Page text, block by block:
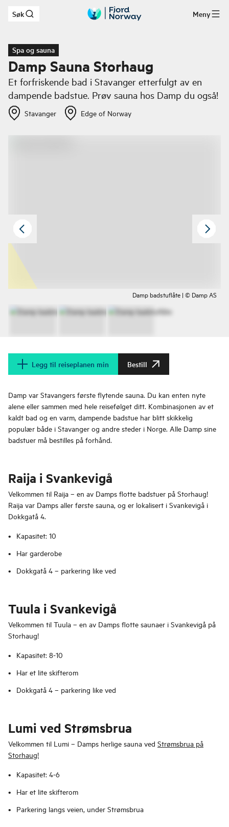
Hopp til hovedinnhold
Søk Meny
Spa og sauna
Damp Sauna Storhaug
Et forfriskende bad i Stavanger etterfulgt av en
dampende badstue. Prøv sauna hos Damp du også!
Stavanger Edge of Norway
Damp badstuflåte | © Damp AS
Legg til reiseplanen min Bestill
Damp var Stavangers første flytende sauna. Du kan enten nyte
alene eller sammen med hele reisefølget ditt. Kombinasjonen av et
kaldt bad og en varm, dampende badstue har blitt skikkelig
populær både i Stavanger og andre steder i Norge. Alle Damp sine
badstuer må bestilles på forhånd.
Raija i Svankevigå
Velkommen til Raija – en av Damps flotte badstuer på Storhaug!
Raija var Damps aller første sauna, og er lokalisert i Svankevigå i
Dokkgatå 4.
Kapasitet: 10
Har garderobe
Dokkgatå 4 – parkering like ved
Tuula i Svankevigå
Velkommen til Tuula – en av Damps flotte saunaer i Svankevigå på
Storhaug!
Kapasitet: 8-10
Har et lite skifterom
Dokkgatå 4 – parkering like ved
Lumi ved Strømsbrua
Velkommen til Lumi – Damps herlige sauna ved Strømsbrua på
Storhaug!
Kapasitet: 4-6
Har et lite skifterom
Parkering langs veien, under Strømsbrua